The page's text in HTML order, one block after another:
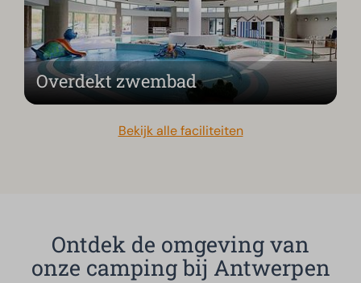
Overdekt zwembad
Bekijk alle faciliteiten
Ontdek de omgeving van
onze camping bij Antwerpen